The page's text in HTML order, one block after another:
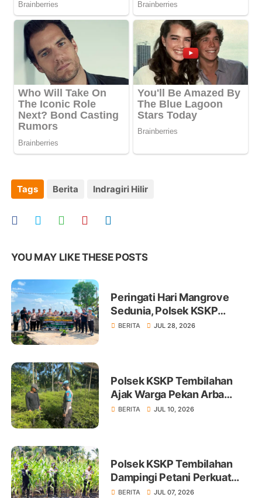
Tags Berita Indragiri Hilir
YOU MAY LIKE THESE POSTS
Peringati Hari Mangrove
Sedunia, Polsek KSKP
Tembilahan Tanam 100 Bibit
BERITA JUL 28, 2026
Polsek KSKP Tembilahan
Ajak Warga Pekan Arba
Tanam Cabai Dukung
BERITA JUL 10, 2026
Polsek KSKP Tembilahan
Dampingi Petani Perkuat
Swasembada Pangan
BERITA JUL 07, 2026